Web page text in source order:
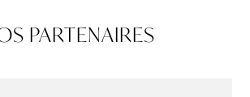
PARTENAIRES